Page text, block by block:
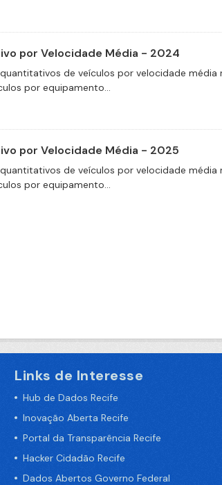
por Velocidade Média - 2024
de veículos por velocidade média
por equipamento...
por Velocidade Média - 2025
de veículos por velocidade média
por equipamento...
Links de Interesse
Hub de Dados Recife
Inovação Aberta Recife
Portal da Transparência Recife
Hacker Cidadão Recife
Dados Abertos Governo Federal